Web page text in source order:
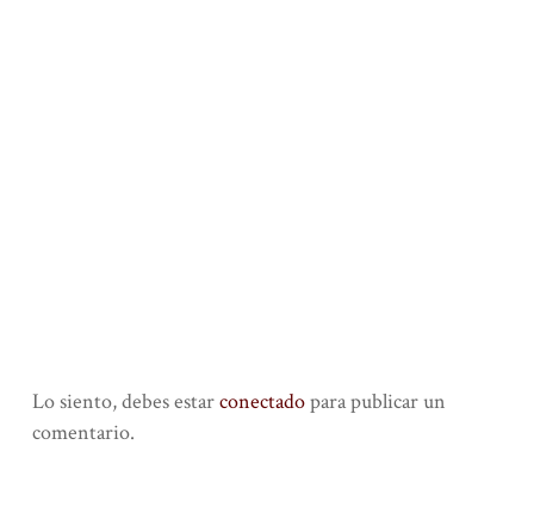
Lo siento, debes estarconectadopara publicar un
comentario.